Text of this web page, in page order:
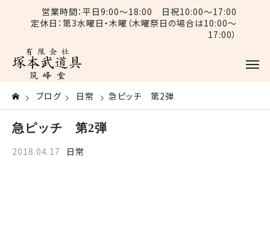
営業時間：平日9:00〜18:00 日祝10:00〜17:00
定休日：第3水曜日・木曜（木曜祭日の場合は10:00〜
17:00）
ブログ 日常 急ピッチ 第2弾
急ピッチ 第2弾
2018.04.17 日常